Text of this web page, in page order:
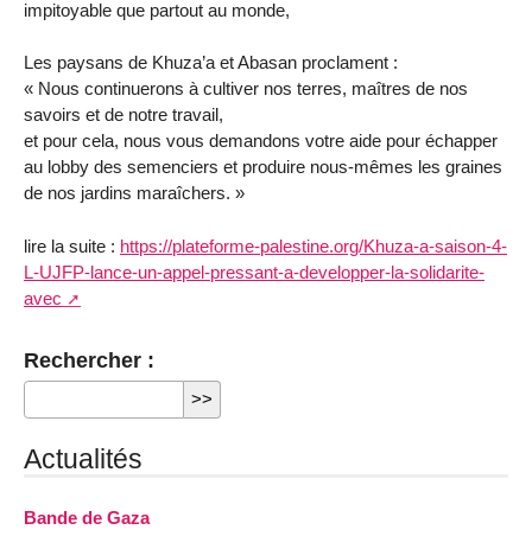
impitoyable que partout au monde,
Les paysans de Khuza’a et Abasan proclament :
« Nous continuerons à cultiver nos terres, maîtres de nos
savoirs et de notre travail,
et pour cela, nous vous demandons votre aide pour échapper
au lobby des semenciers et produire nous-mêmes les graines
de nos jardins maraîchers. »
lire la suite : https://plateforme-palestine.org/Khuza-a-saison-4-
L-UJFP-lance-un-appel-pressant-a-developper-la-solidarite-
avec
Rechercher :
Actualités
Bande de Gaza